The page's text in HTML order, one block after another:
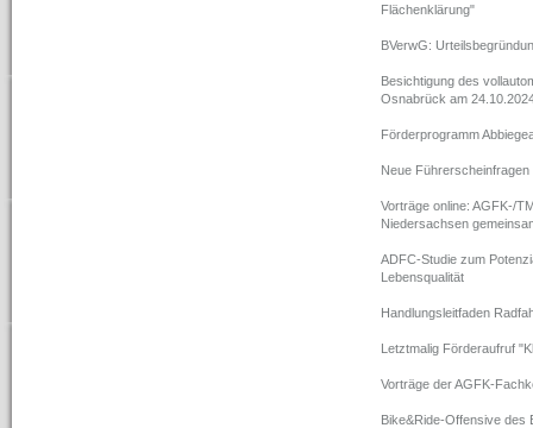
Flächenklärung"
BVerwG:
Besichtigung des
Osnabrück am
Förderprogramm
Neue
Vorträge online: AGFK-/
Niedersachsen
ADFC-Studie zum
Lebensqualität
Handlungsleitfaden
Letztmalig Förderaufruf
Vorträge der AGFK-
Bike&Ride-Offensive des